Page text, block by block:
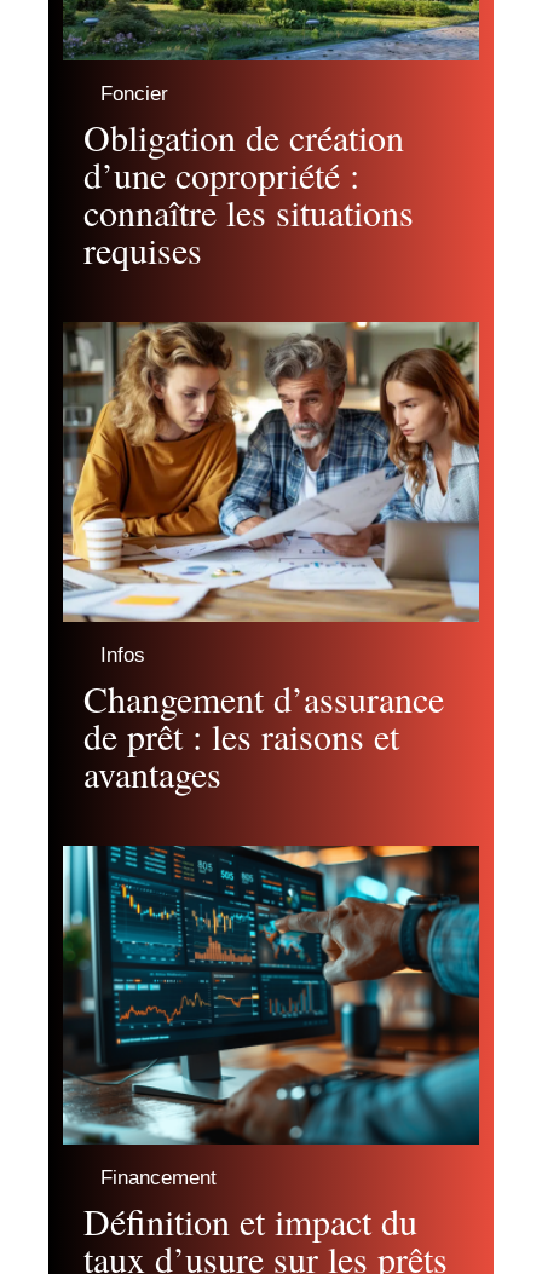
Foncier
Obligation de création
d’une copropriété :
connaître les situations
requises
Infos
Changement d’assurance
de prêt : les raisons et
avantages
Financement
Définition et impact du
taux d’usure sur les prêts